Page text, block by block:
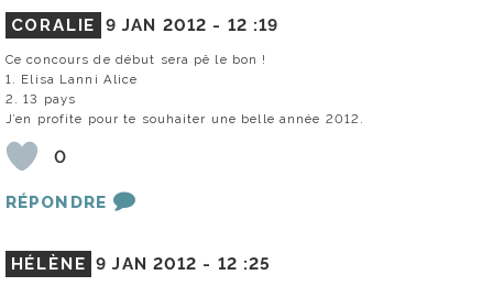
CORALIE 9 JAN 2012 - 12 :19
Ce concours de début sera pê le bon !
1. Elisa Lanni Alice
2. 13 pays
J’en profite pour te souhaiter une belle année 2012.
0
RÉPONDRE
HÉLÈNE 9 JAN 2012 - 12 :25